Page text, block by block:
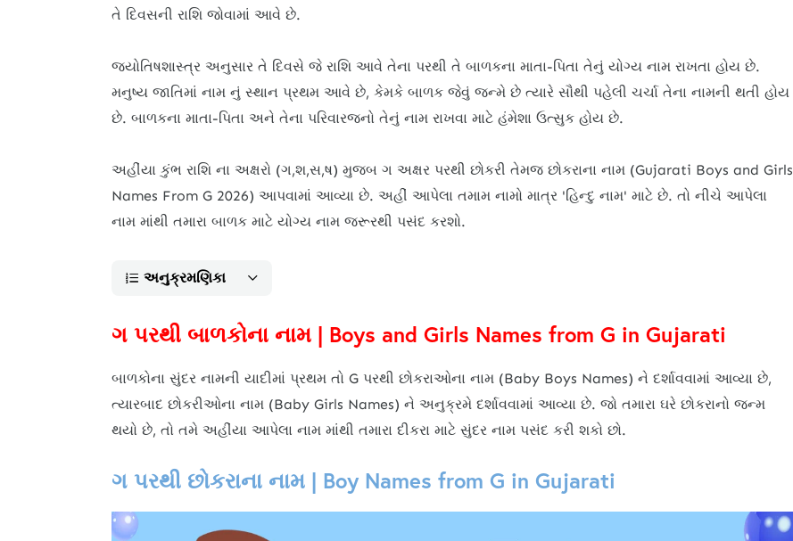
તે દિવસની રાશિ જોવામાં આવે છે.
જ્યોતિષશાસ્ત્ર અનુસાર તે દિવસે જે રાશિ આવે તેના પરથી તે બાળકના માતા-પિતા તેનું યોગ્ય નામ રાખતા હોય છે.
મનુષ્ય જાતિમાં નામ નું સ્થાન પ્રથમ આવે છે, કેમકે બાળક જેવું જન્મે છે ત્યારે સૌથી પહેલી ચર્ચા તેના નામની થતી હોય
છે. બાળકના માતા-પિતા અને તેના પરિવારજનો તેનું નામ રાખવા માટે હંમેશા ઉત્સુક હોય છે.
અહીંયા કુંભ રાશિ ના અક્ષરો (ગ,શ,સ,ષ) મુજબ ગ અક્ષર પરથી છોકરી તેમજ છોકરાના નામ (Gujarati Boys and Girls
Names From G 2026) આપવામાં આવ્યા છે. અહીં આપેલા તમામ નામો માત્ર 'હિન્દુ નામ' માટે છે. તો નીચે આપેલા
નામ માંથી તમારા બાળક માટે યોગ્ય નામ જરૂરથી પસંદ કરશો.
અનુક્રમણિકા
ગ પરથી બાળકોના નામ | Boys and Girls Names from G in Gujarati
બાળકોના સુંદર નામની યાદીમાં પ્રથમ તો G પરથી છોકરાઓના નામ (Baby Boys Names) ને દર્શાવવામાં આવ્યા છે,
ત્યારબાદ છોકરીઓના નામ (Baby Girls Names) ને અનુક્રમે દર્શાવવામાં આવ્યા છે. જો તમારા ઘરે છોકરાનો જન્મ
થયો છે, તો તમે અહીંયા આપેલા નામ માંથી તમારા દીકરા માટે સુંદર નામ પસંદ કરી શકો છો.
ગ પરથી છોકરાના નામ | Boy Names from G in Gujarati